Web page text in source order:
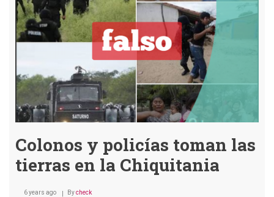
con
el
incendio
de
la
Chiquitania
Colonos y policías toman las
tierras en la Chiquitania
6 years ago Bycheck